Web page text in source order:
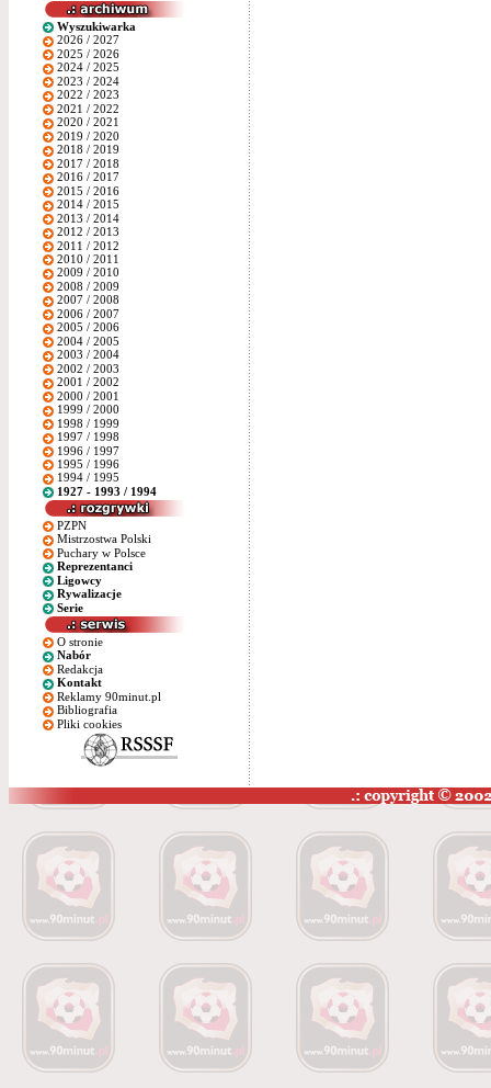
Wyszukiwarka
2026 / 2027
2025 / 2026
2024 / 2025
2023 / 2024
2022 / 2023
2021 / 2022
2020 / 2021
2019 / 2020
2018 / 2019
2017 / 2018
2016 / 2017
2015 / 2016
2014 / 2015
2013 / 2014
2012 / 2013
2011 / 2012
2010 / 2011
2009 / 2010
2008 / 2009
2007 / 2008
2006 / 2007
2005 / 2006
2004 / 2005
2003 / 2004
2002 / 2003
2001 / 2002
2000 / 2001
1999 / 2000
1998 / 1999
1997 / 1998
1996 / 1997
1995 / 1996
1994 / 1995
1927 - 1993 / 1994
PZPN
Mistrzostwa Polski
Puchary w Polsce
Reprezentanci
Ligowcy
Rywalizacje
Serie
O stronie
Nabór
Redakcja
Kontakt
Reklamy 90minut.pl
Bibliografia
Pliki cookies